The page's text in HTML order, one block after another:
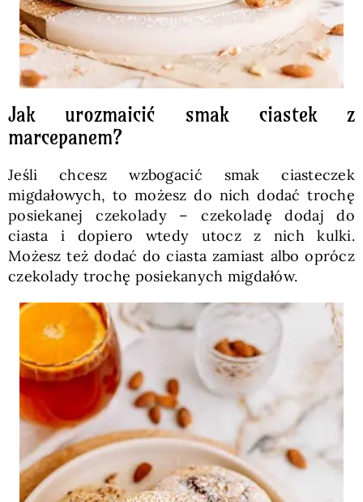
Jak urozmaicić smak ciastek z
marcepanem?
Jeśli chcesz wzbogacić smak ciasteczek
migdałowych, to możesz do nich dodać trochę
posiekanej czekolady – czekoladę dodaj do
ciasta i dopiero wtedy utocz z nich kulki.
Możesz też dodać do ciasta zamiast albo oprócz
czekolady trochę posiekanych migdałów.